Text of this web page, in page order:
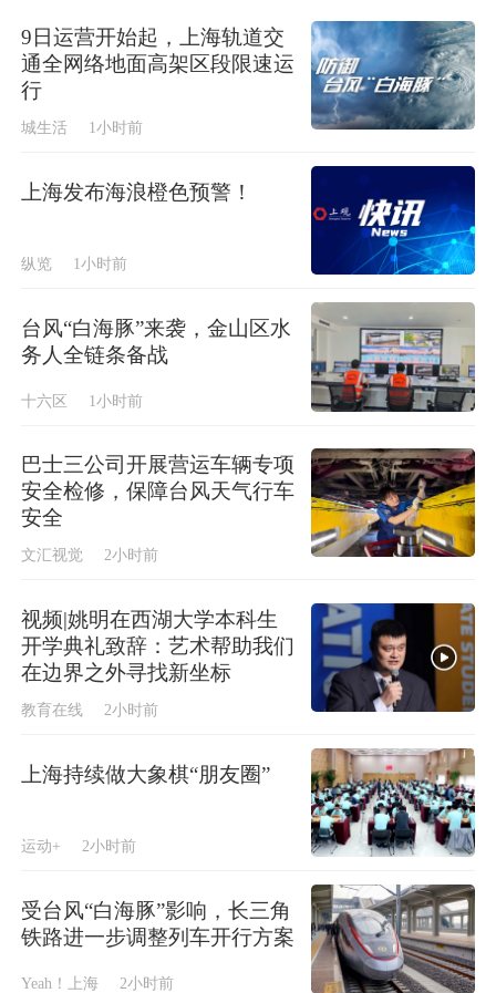
9日运营开始起，上海轨道交
通全网络地面高架区段限速运
行
城生活 1小时前
上海发布海浪橙色预警！
纵览 1小时前
台风“白海豚”来袭，金山区水
务人全链条备战
十六区 1小时前
巴士三公司开展营运车辆专项
安全检修，保障台风天气行车
安全
文汇视觉 2小时前
视频|姚明在西湖大学本科生
开学典礼致辞：艺术帮助我们
在边界之外寻找新坐标
教育在线 2小时前
上海持续做大象棋“朋友圈”
运动+ 2小时前
受台风“白海豚”影响，长三角
铁路进一步调整列车开行方案
Yeah！上海 2小时前